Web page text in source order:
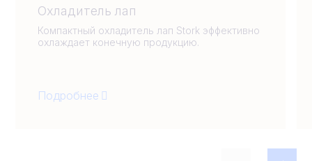
Охладитель лап
Компактный охладитель лап Stork эффективно
охлаждает конечную продукцию.
Подробнее